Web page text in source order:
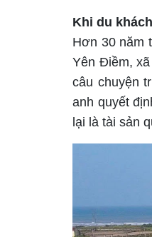
Khi du
Hơn 30 năm
Yên Điềm,
câu chuyện
anh quyết
lại là tài sản